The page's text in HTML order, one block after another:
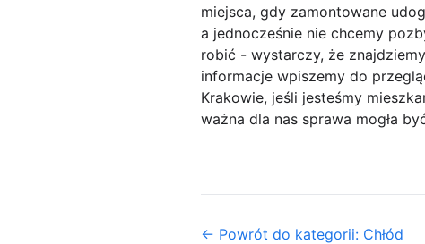
miejsca, gdy zamontowane
a jednocześnie nie chcemy
robić - wystarczy, że
informacje wpiszemy do
Krakowie, jeśli jesteśmy
ważna dla nas sprawa mogła
← Powrót do kategorii: Chłód